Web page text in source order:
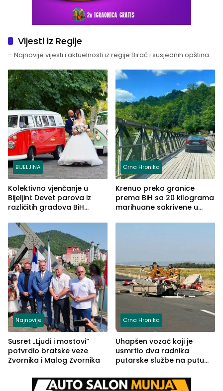
Vijesti iz Regije
– Najnovije vijesti i aktuelnosti iz regije Birač i susjednih opština.
BIJELJINA
Kolektivno vjenčanje u
Bijeljini: Devet parova iz
različitih gradova BiH
Crna Hronika
Krenuo preko granice
prema BiH sa 20 kilograma
marihuane sakrivene u
Najnovije
Susret „Ljudi i mostovi“
potvrdio bratske veze
Zvornika i Malog Zvornika
Crna Hronika
Uhapšen vozač koji je
usmrtio dva radnika
putarske službe na putu
(FOTO)